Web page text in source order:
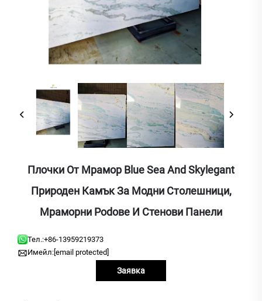
Плочки От Мрамор Blue Sea And Skylegant
Природен Камък За Модни Столешници,
Мраморни Podове И Стенови Панели
Тел.:+86-13959219373
Имейл:[email protected]
Заявка